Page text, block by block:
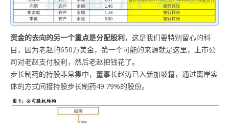
资金的去向的另一个重点是分配股利 ，这是我们要特别留心的科
目，因为老赵的650万美金，第一个可能的来源就是这里，上市公
司对老赵支付股利，然后老赵把钱花了。
步长制药的持股非常集中，董事长赵涛已入新加坡籍，通过离岸实
体的方式间接持股步长制药49.79%的股份。